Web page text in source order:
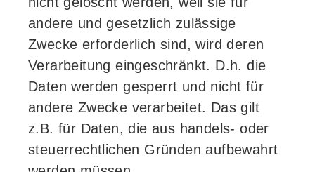
andere und gesetzlich zulässige
Zwecke erforderlich sind, wird deren
Verarbeitung eingeschränkt. D.h. die
Daten werden gesperrt und nicht für
andere Zwecke verarbeitet. Das gilt
z.B. für Daten, die aus handels- oder
steuerrechtlichen Gründen aufbewahrt